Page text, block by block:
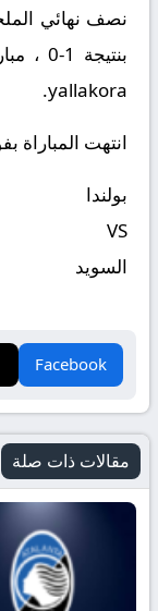
نصف نهائي
yallakora.
انتهت المباراة
بولندا
VS
السويد
Facebook
مقالات ذات صلة